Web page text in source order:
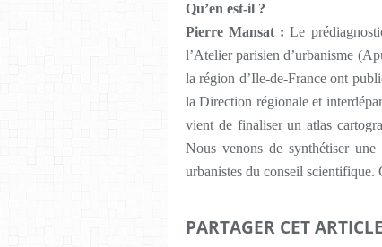
Qu’en est-il ?
Pierre Mansat : Le
l’Atelier parisien d’urbanisme
la région d’Ile-de-France ont
la Direction régionale et
vient de finaliser un atlas
Nous venons de synthétiser une
urbanistes du conseil scientifique.
PARTAGER CET ARTICLE